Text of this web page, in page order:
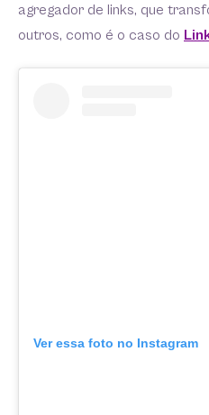
agregador de links, que
outros, como é o caso do
Ver essa foto no Instagram